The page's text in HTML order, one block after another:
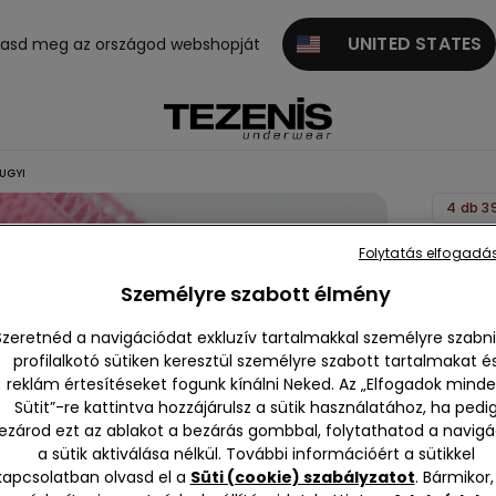
meg az országod webshopját UNITED STATES
4 db
Pamut
Kislány
Bugyi
null
Személyre szabott élmény
a navigációdat exkluzív tartalmakkal személyre
profilalkotó sütiken keresztül személyre szabott tartalmakat
reklám értesítéseket fogunk kínálni Neked. Az „Elfogadok
Sütit”-re kattintva hozzájárulsz a sütik használatához, ha pedig
ezt az ablakot a bezárás gombbal, folytathatod a
a sütik aktiválása nélkül. További információért a sütikkel
olvasd el a Süti (cookie) szabályzatot.
Folytatás